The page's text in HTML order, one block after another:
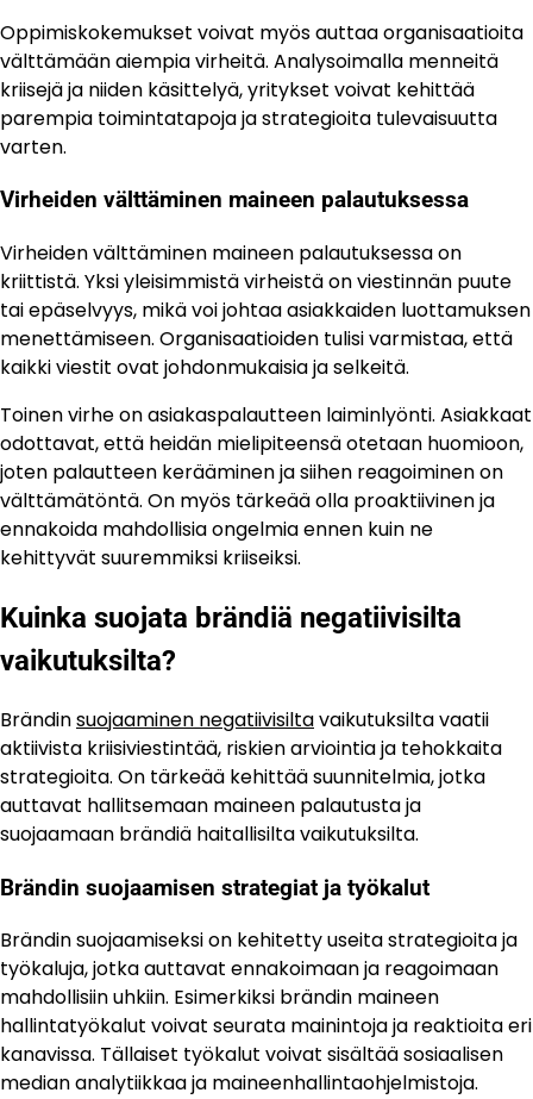
Oppimiskokemukset voivat myös auttaa organisaatioita
välttämään aiempia virheitä. Analysoimalla menneitä
kriisejä ja niiden käsittelyä, yritykset voivat kehittää
parempia toimintatapoja ja strategioita tulevaisuutta
varten.
Virheiden välttäminen maineen palautuksessa
Virheiden välttäminen maineen palautuksessa on
kriittistä. Yksi yleisimmistä virheistä on viestinnän puute
tai epäselvyys, mikä voi johtaa asiakkaiden luottamuksen
menettämiseen. Organisaatioiden tulisi varmistaa, että
kaikki viestit ovat johdonmukaisia ja selkeitä.
Toinen virhe on asiakaspalautteen laiminlyönti. Asiakkaat
odottavat, että heidän mielipiteensä otetaan huomioon,
joten palautteen kerääminen ja siihen reagoiminen on
välttämätöntä. On myös tärkeää olla proaktiivinen ja
ennakoida mahdollisia ongelmia ennen kuin ne
kehittyvät suuremmiksi kriiseiksi.
Kuinka suojata brändiä negatiivisilta
vaikutuksilta?
Brändinsuojaaminen negatiivisiltavaikutuksilta vaatii
aktiivista kriisiviestintää, riskien arviointia ja tehokkaita
strategioita. On tärkeää kehittää suunnitelmia, jotka
auttavat hallitsemaan maineen palautusta ja
suojaamaan brändiä haitallisilta vaikutuksilta.
Brändin suojaamisen strategiat ja työkalut
Brändin suojaamiseksi on kehitetty useita strategioita ja
työkaluja, jotka auttavat ennakoimaan ja reagoimaan
mahdollisiin uhkiin. Esimerkiksi brändin maineen
hallintatyökalut voivat seurata mainintoja ja reaktioita eri
kanavissa. Tällaiset työkalut voivat sisältää sosiaalisen
median analytiikkaa ja maineenhallintaohjelmistoja.